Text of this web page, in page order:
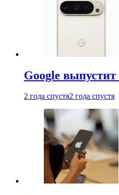
Google выпустит
2 года спустя2 года спустя